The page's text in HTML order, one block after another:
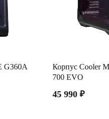
G360A
Корпус Cooler
700 EVO
45 990 ₽